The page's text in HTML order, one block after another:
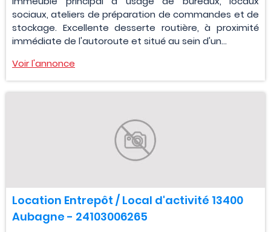
sociaux, ateliers de préparation de commandes et de
stockage. Excellente desserte routière, à proximité
immédiate de l'autoroute et situé au sein d'un...
Voir l'annonce
Location Entrepôt / Local d'activité 13400
Aubagne - 24103006265